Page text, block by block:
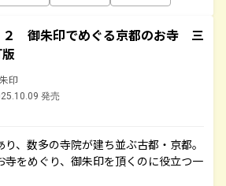
２ 御朱印でめぐる京都のお寺 三
印
発売
、数多の寺院が建ち並ぶ古都・京都。
寺をめぐり、御朱印を頂くのに役立つ一